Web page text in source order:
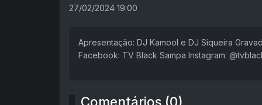
27/02/2024 19:00
Apresentação: DJ Kamool e DJ Siqueira
Facebook: TV Black Sampa Instagram:
Comentários (0)